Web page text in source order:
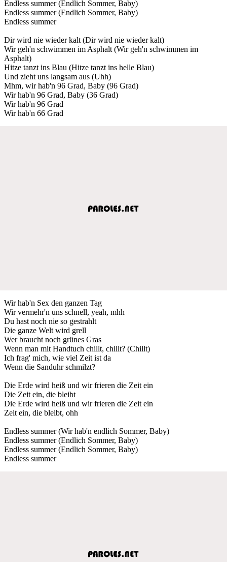
Endless summer (Endlich Sommer, Baby)
Endless summer (Endlich Sommer, Baby)
Endless summer
Dir wird nie wieder kalt (Dir wird nie wieder kalt)
Wir geh'n schwimmen im Asphalt (Wir geh'n schwimmen im
Asphalt)
Hitze tanzt ins Blau (Hitze tanzt ins helle Blau)
Und zieht uns langsam aus (Uhh)
Mhm, wir hab'n 96 Grad, Baby (96 Grad)
Wir hab'n 96 Grad, Baby (36 Grad)
Wir hab'n 96 Grad
Wir hab'n 66 Grad
Wir hab'n Sex den ganzen Tag
Wir vermehr'n uns schnell, yeah, mhh
Du hast noch nie so gestrahlt
Die ganze Welt wird grell
Wer braucht noch grünes Gras
Wenn man mit Handtuch chillt, chillt? (Chillt)
Ich frag' mich, wie viel Zeit ist da
Wenn die Sanduhr schmilzt?
Die Erde wird heiß und wir frieren die Zeit ein
Die Zeit ein, die bleibt
Die Erde wird heiß und wir frieren die Zeit ein
Zeit ein, die bleibt, ohh
Endless summer (Wir hab'n endlich Sommer, Baby)
Endless summer (Endlich Sommer, Baby)
Endless summer (Endlich Sommer, Baby)
Endless summer